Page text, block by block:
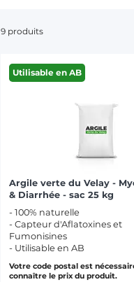
9 produits
Utilisable en AB
Argile verte du Velay -
& Diarrhée - sac 25 kg
- 100% naturelle
- Capteur d'Aflatoxines et
Fumonisines
- Utilisable en AB
Votre code postal est
connaître le prix du produit.